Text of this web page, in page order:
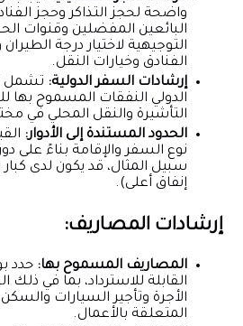
واضحة لحجز التذاكر وحجز
البائعين المفضلين وقنوات
التوجيهية لاختيار درجة
الفنادق وخيارات النقل.
إرشادات السفر الدولية: تشمل
الدولي النفقات المسموح بها
التأشيرة والنقل المحلي في
الحدود المستندة إلى الأدوار:
نوع السفر والإقامة بناءً على
سبيل المثال، قد يكون لدى كبار
إنفاق أعلى).
إرشادات المصاريف:
المصاريف المسموح بها: حدد
القابلة للاسترداد، بما في ذلك
الأجرة وتأجير السيارات
المتعلقة بالأعمال.